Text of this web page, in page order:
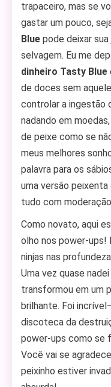
trapaceiro, mas se
gastar um pouco,
Blue pode deixar
selvagem. Eu me
dinheiro Tasty Blue
de doces sem
controlar a ingestão
nadando em
de peixe como se
meus melhores
palavra para os
uma versão
tudo com
Como novato, aqui
olho nos power-ups!
ninjas nas
Uma vez quase
transformou em um
brilhante. Foi
discoteca da
power-ups como se
Você vai se
peixinho estiver